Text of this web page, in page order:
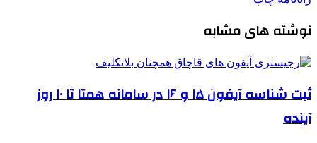
نوشته های مشابه
ثبت شناسه آیفون ۱۵ و ۱۶ در سامانه همتا تا ۱۰ روز
آینده